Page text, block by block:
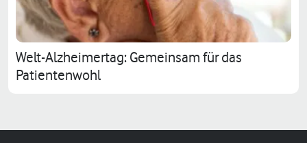
Welt-Alzheimertag: Gemeinsam für das
Patientenwohl